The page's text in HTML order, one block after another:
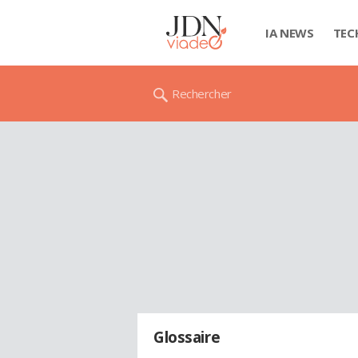
IA NEWS
Rechercher
Glossaire